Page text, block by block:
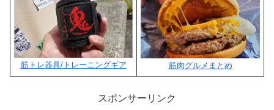
筋トレ器具/トレーニングギア 筋肉グルメまとめ
スポンサーリンク